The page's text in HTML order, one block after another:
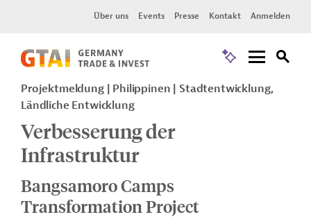
Über uns Events Presse Kontakt Anmelden
Projektmeldung Philippinen
Stadtentwicklung,
Ländliche Entwicklung
Verbesserung der
Infrastruktur
Bangsamoro Camps
Transformation Project